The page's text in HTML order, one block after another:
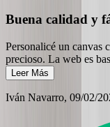
Buena calidad y
Personalicé un canvas
precioso. La web es
Leer Más
Iván Navarro, 09/02/